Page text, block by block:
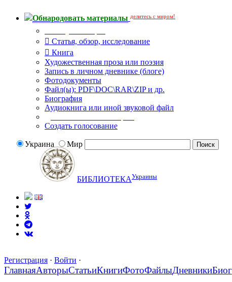
Обнародовать материалы делитесь с миром!
Статья, обзор, исследование
Книга
Художественная проза или поэзия
Запись в личном дневнике (блоге)
Фотодокументы
Файл(ы): PDF\DOC\RAR\ZIP и др.
Биография
Аудиокнига или иной звуковой файл
Создать голосование
Украина Мир
БИБЛИОТЕКАУкраины
Регистрация · Войти ·
ГлавнаяАвторыСтатьиКнигиФотоФайлыДневники